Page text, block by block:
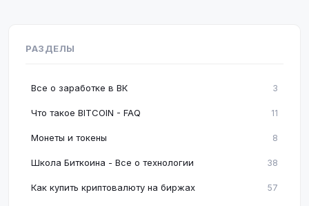
РАЗДЕЛЫ
Все о заработке в ВК 3
Что такое BITCOIN - FAQ 11
Монеты и токены 8
Школа Биткоина - Все о технологии 38
Как купить криптовалюту на биржах 57